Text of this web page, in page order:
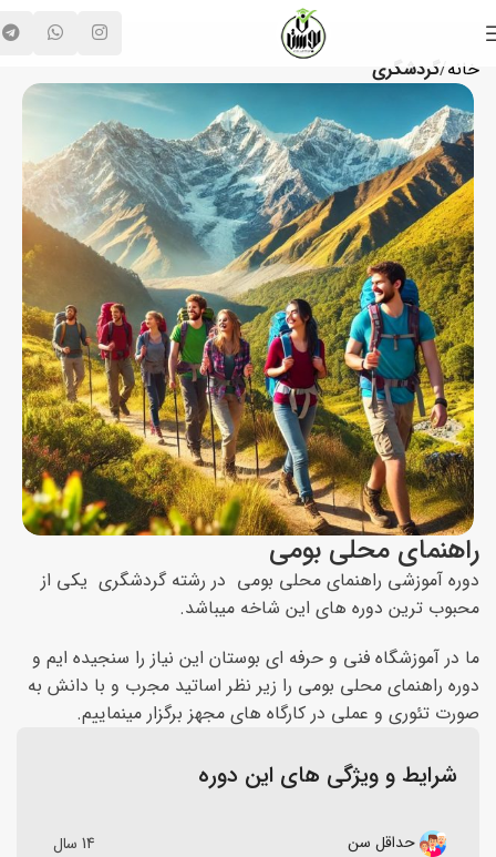
خانه گردشگری
راهنمای محلی بومی
دوره آموزشی راهنمای محلی بومی در رشته گردشگری یکی از
محبوب ترین دوره های این شاخه میباشد.
ما در آموزشگاه فنی و حرفه ای بوستان این نیاز را سنجیده ایم و
دوره راهنمای محلی بومی را زیر نظر اساتید مجرب و با دانش به
صورت تئوری و عملی در کارگاه های مجهز برگزار مینماییم.
شرایط و ویژگی های این دوره
حداقل سن 14 سال